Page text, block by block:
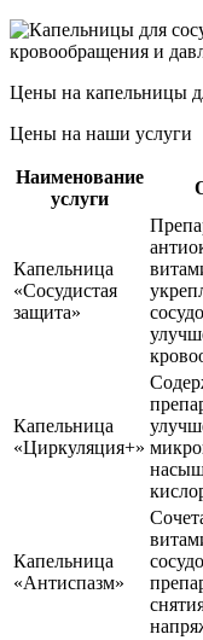
Цены на капельницы
Цены на наши услуги
Наименование
услуги
Капельница
«Сосудистая
защита»
Капельница
«Циркуляция+»
Капельница
«Антиспазм»